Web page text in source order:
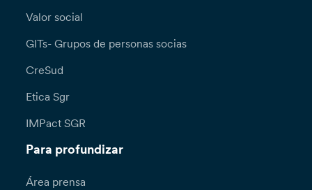
Valor social
GITs- Grupos de personas socias
CreSud
Etica Sgr
IMPact SGR
Para profundizar
Área prensa